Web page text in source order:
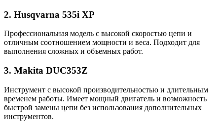
2. Husqvarna 535i XP
Профессиональная модель с высокой скоростью цепи и
отличным соотношением мощности и веса. Подходит для
выполнения сложных и объемных работ.
3. Makita DUC353Z
Инструмент с высокой производительностью и длительным
временем работы. Имеет мощный двигатель и возможность
быстрой замены цепи без использования дополнительных
инструментов.